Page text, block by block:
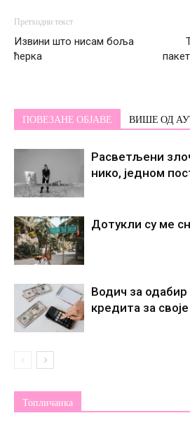
Претходни текст
Извини што нисам боља
ћерка
ПОВЕЗАНЕ ОБЈАВЕ ВИШЕ ОД
Расветљени
нико, једном
Дотукли су ме
Водич за
кредита за
Топличанка